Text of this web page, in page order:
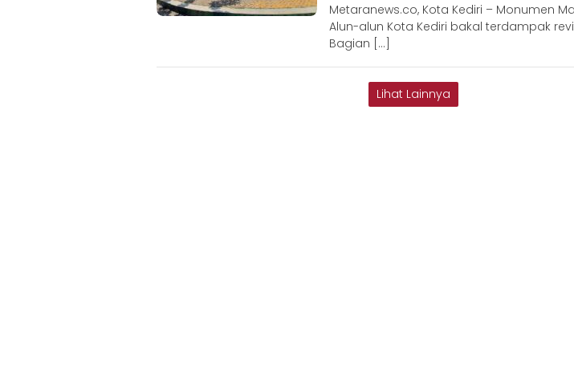
Metaranews.co, Kota Kediri – Monumen
Alun-alun Kota Kediri bakal terdampak
Bagian […]
Lihat Lainnya